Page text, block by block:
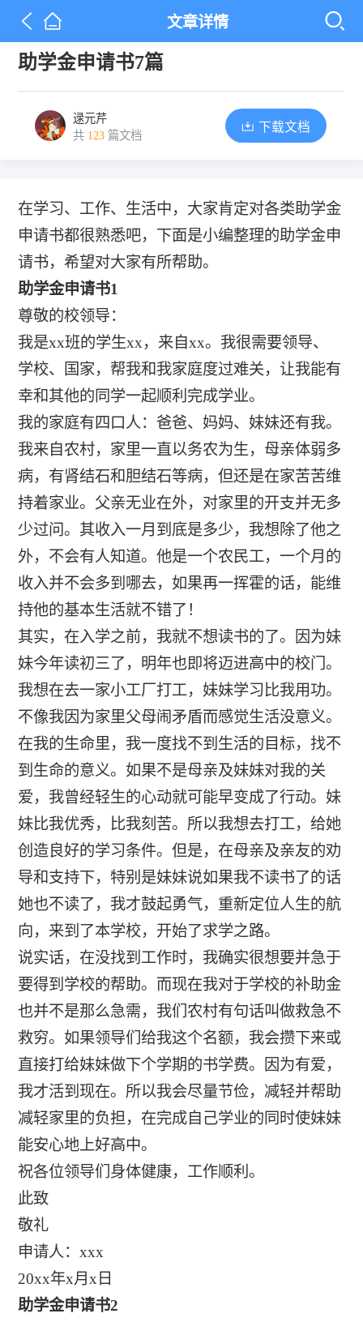
文章详情
助学金申请书7篇
逯元芹
共 123 篇文档
下载文档
在学习、工作、生活中，大家肯定对各类助学金
申请书都很熟悉吧，下面是小编整理的助学金申
请书，希望对大家有所帮助。
助学金申请书1
尊敬的校领导：
我是xx班的学生xx，来自xx。我很需要领导、
学校、国家，帮我和我家庭度过难关，让我能有
幸和其他的同学一起顺利完成学业。
我的家庭有四口人：爸爸、妈妈、妹妹还有我。
我来自农村，家里一直以务农为生，母亲体弱多
病，有肾结石和胆结石等病，但还是在家苦苦维
持着家业。父亲无业在外，对家里的开支并无多
少过问。其收入一月到底是多少，我想除了他之
外，不会有人知道。他是一个农民工，一个月的
收入并不会多到哪去，如果再一挥霍的话，能维
持他的基本生活就不错了！
其实，在入学之前，我就不想读书的了。因为妹
妹今年读初三了，明年也即将迈进高中的校门。
我想在去一家小工厂打工，妹妹学习比我用功。
不像我因为家里父母闹矛盾而感觉生活没意义。
在我的生命里，我一度找不到生活的目标，找不
到生命的意义。如果不是母亲及妹妹对我的关
爱，我曾经轻生的心动就可能早变成了行动。妹
妹比我优秀，比我刻苦。所以我想去打工，给她
创造良好的学习条件。但是，在母亲及亲友的劝
导和支持下，特别是妹妹说如果我不读书了的话
她也不读了，我才鼓起勇气，重新定位人生的航
向，来到了本学校，开始了求学之路。
说实话，在没找到工作时，我确实很想要并急于
要得到学校的帮助。而现在我对于学校的补助金
也并不是那么急需，我们农村有句话叫做救急不
救穷。如果领导们给我这个名额，我会攒下来或
直接打给妹妹做下个学期的书学费。因为有爱，
我才活到现在。所以我会尽量节俭，减轻并帮助
减轻家里的负担，在完成自己学业的同时使妹妹
能安心地上好高中。
祝各位领导们身体健康，工作顺利。
此致
敬礼
申请人：xxx
20xx年x月x日
助学金申请书2